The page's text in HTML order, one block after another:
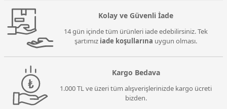
Kolay ve Güvenli İade
14 gün içinde tüm ürünleri iade edebilirsiniz. Tek
şartımız iade koşullarına uygun olması.
Kargo Bedava
1.000 TL ve üzeri tüm alışverişlerinizde kargo ücreti
bizden.